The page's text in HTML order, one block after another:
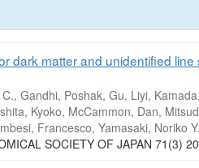
dark matter and unidentified
Gandhi, Poshak, Gu, Liyi,
Kyoko, McCammon, Dan,
Francesco, Yamasaki, Noriko Y.
SOCIETY OF JAPAN 71(3)